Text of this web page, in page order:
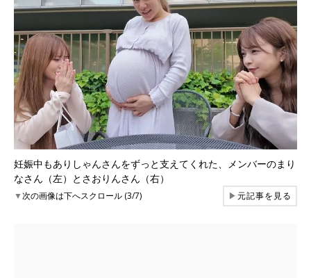
妊娠中もありしゃんさんをずっと支えてくれた、メンバーのまり
なさん（左）とさおりんさん（右）
▼次の画像は下へスクロール (3/7) ▶元記事を見る